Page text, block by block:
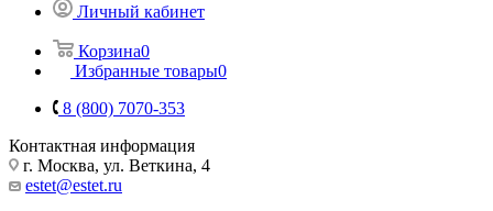
Личный кабинет
Корзина0
Избранные товары0
8 (800) 7070-353
Контактная информация
г. Москва, ул. Веткина, 4
estet@estet.ru